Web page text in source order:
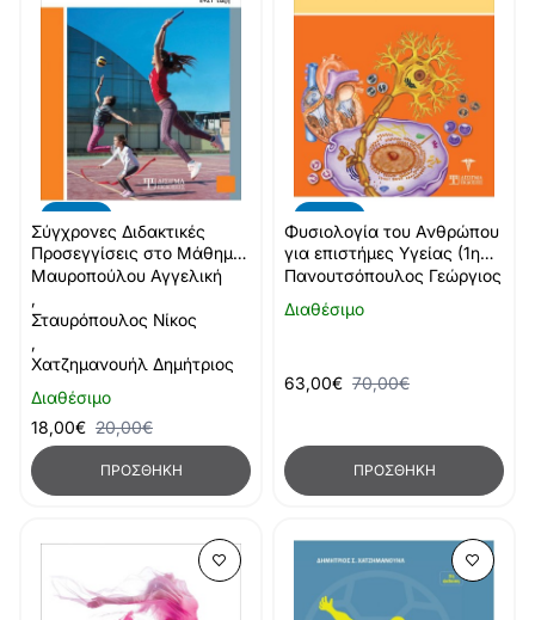
Διαθέσιμο
Σύγχρονες Διδακτικές
Προσεγγίσεις στο Μάθημα
της Φυσικής Αγωγής (Γ'
Μαυροπούλου Αγγελική
,
Σταυρόπουλος Νίκος
,
Χατζημανουήλ Δημήτριος
18,00€ 20,00€
ΠΡΟΣΘΉΚΗ
Διαθέσιμο
Φυσιολογία του Ανθρώπου
για επιστήμες Υγείας (1η
Έκδοση)
Πανουτσόπουλος Γεώργιος
63,00€ 70,00€
ΠΡΟΣΘΉΚΗ